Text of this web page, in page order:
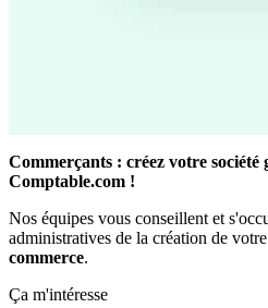
Commerçants : créez votre
Comptable.com !
Nos équipes vous conseillent et
administratives de la création de
commerce.
Ça m'intéresse